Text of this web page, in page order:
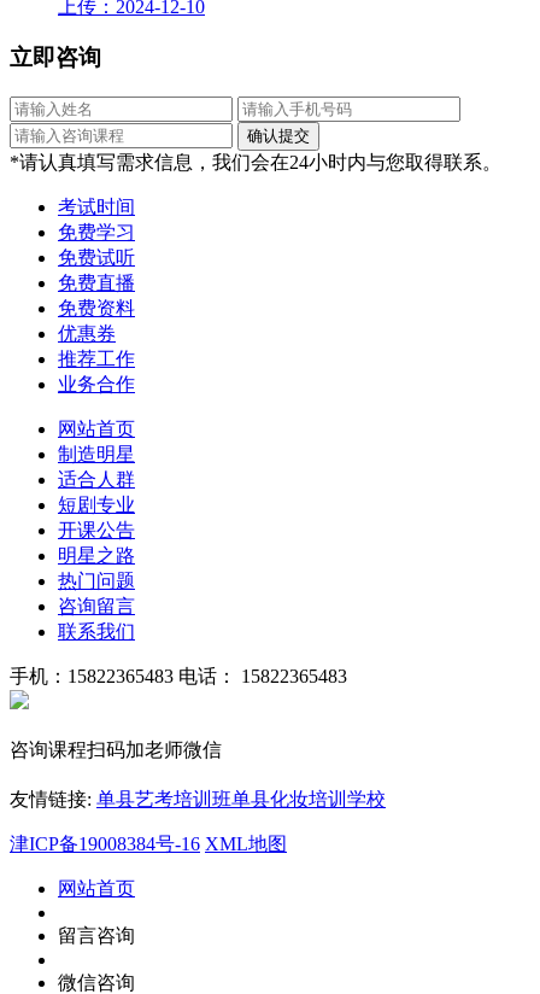
上传：2024-12-10
立即咨询
*请认真填写需求信息，我们会在24小时内与您取得联系。
考试时间
免费学习
免费试听
免费直播
免费资料
优惠券
推荐工作
业务合作
网站首页
制造明星
适合人群
短剧专业
开课公告
明星之路
热门问题
咨询留言
联系我们
手机：15822365483 电话： 15822365483
咨询课程扫码加老师微信
友情链接: 单县艺考培训班单县化妆培训学校
津ICP备19008384号-16 XML地图
网站首页
留言咨询
微信咨询